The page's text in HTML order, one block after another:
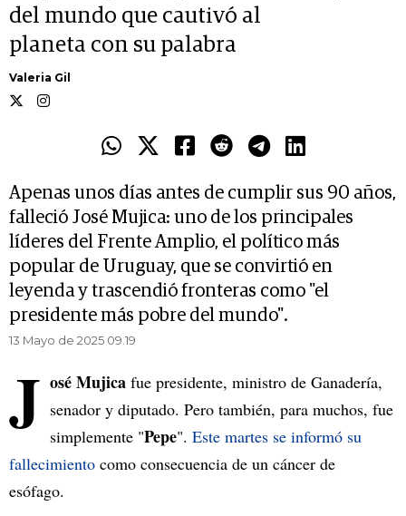
del mundo que cautivó al
planeta con su palabra
Valeria Gil
Apenas unos días antes de cumplir sus 90 años,
falleció José Mujica: uno de los principales
líderes del Frente Amplio, el político más
popular de Uruguay, que se convirtió en
leyenda y trascendió fronteras como "el
presidente más pobre del mundo".
13 Mayo de 2025 09.19
J osé Mujica fue presidente, ministro de Ganadería,
senador y diputado. Pero también, para muchos, fue
simplemente "Pepe". Este martes se informó su
fallecimiento como consecuencia de un cáncer de
esófago.